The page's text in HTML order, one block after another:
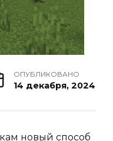
ОПУБЛИКОВАНО
14 декабря, 2024
новый способ